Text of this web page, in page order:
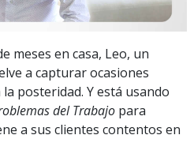
meses en casa, Leo, un
a capturar ocasiones
posteridad. Y está usando
del Trabajo para
a sus clientes contentos en